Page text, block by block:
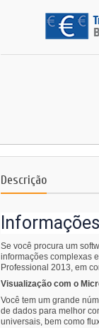
Descrição
Se você procura um
informações complexas
Professional 2013, em
Visualização com o
Você tem um grande
de dados para melhor
universais, bem como